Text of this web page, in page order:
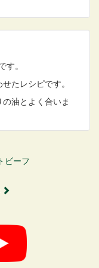
。
たレシピです。
油とよく合いま
ビーフ